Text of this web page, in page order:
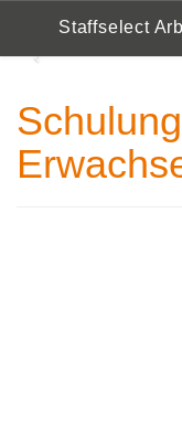
Staffselect
Previous